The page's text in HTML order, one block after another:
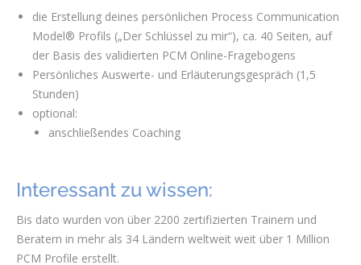
die Erstellung deines persönlichen Process Communication
Model® Profils („Der Schlüssel zu mir“), ca. 40 Seiten, auf
der Basis des validierten PCM Online-Fragebogens
Persönliches Auswerte- und Erläuterungsgespräch (1,5
Stunden)
optional:
anschließendes Coaching
Interessant zu wissen:
Bis dato wurden von über 2200 zertifizierten Trainern und
Beratern in mehr als 34 Ländern weltweit weit über 1 Million
PCM Profile erstellt.